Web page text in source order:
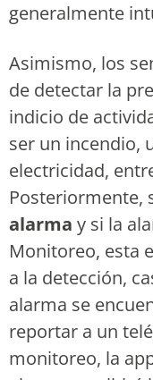
generalmente
Asimismo, los
de detectar la
indicio de
ser un incendio,
electricidad,
Posteriormente,
alarma y si la
Monitoreo, esta
a la detección,
alarma se
reportar a un
monitoreo, la